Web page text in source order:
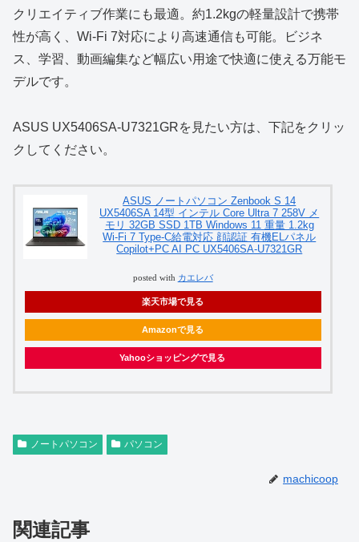
クリエイティブ作業にも最適。約1.2kgの軽量設計で携帯
性が高く、Wi‑Fi 7対応により高速通信も可能。ビジネ
ス、学習、動画編集など幅広い用途で快適に使える万能モ
デルです。
ASUS UX5406SA-U7321GRを見たい方は、下記をクリッ
クしてください。
ASUS ノートパソコン Zenbook S 14
UX5406SA 14型 インテル Core Ultra 7 258V メ
モリ 32GB SSD 1TB Windows 11 重量 1.2kg
Wi-Fi 7 Type-C給電対応 顔認証 有機ELパネル
Copilot+PC AI PC UX5406SA-U7321GR
posted with カエレバ
楽天市場で見る
Amazonで見る
Yahooショッピングで見る
ノートパソコン パソコン
machicoop
関連記事